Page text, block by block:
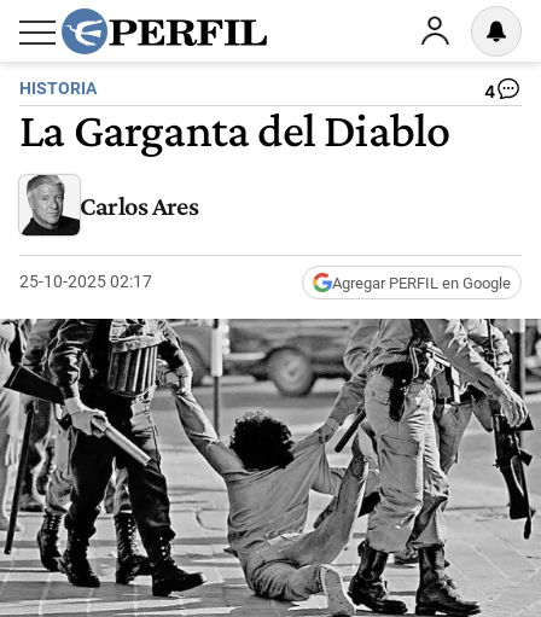
HISTORIA 4
La Garganta del Diablo
Carlos Ares
25-10-2025 02:17 Agregar PERFIL en Google